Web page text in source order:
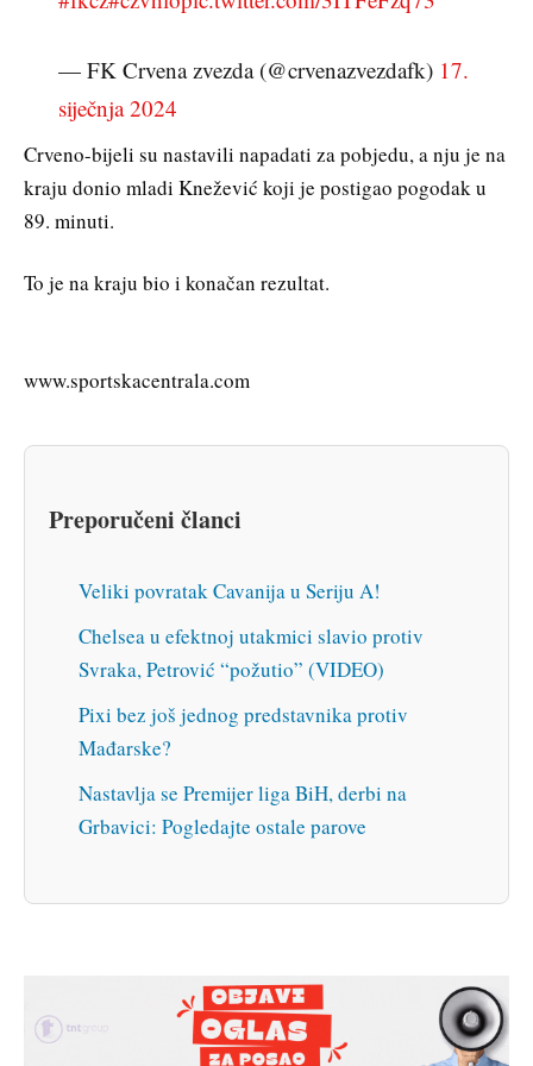
— FK Crvena zvezda (@crvenazvezdafk) 17.
siječnja 2024
Crveno-bijeli su nastavili napadati za pobjedu, a nju je na
kraju donio mladi Knežević koji je postigao pogodak u
89. minuti.
To je na kraju bio i konačan rezultat.
www.sportskacentrala.com
Preporučeni članci
Veliki povratak Cavanija u Seriju A!
Chelsea u efektnoj utakmici slavio protiv
Svraka, Petrović “požutio” (VIDEO)
Pixi bez još jednog predstavnika protiv
Mađarske?
Nastavlja se Premijer liga BiH, derbi na
Grbavici: Pogledajte ostale parove